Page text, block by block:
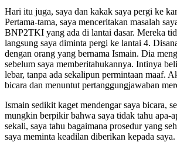
Hari itu juga, saya dan kakak saya pergi ke
Pertama-tama, saya menceritakan masalah
BNP2TKI yang ada di lantai dasar. Mereka
langsung saya diminta pergi ke lantai 4.
dengan orang yang bernama Ismain. Dia
sebelum saya memberitahukannya. Intinya
lebar, tanpa ada sekalipun permintaan maaf.
bicara dan menuntut pertanggungjawaban
Ismain sedikit kaget mendengar saya bicara,
mungkin berpikir bahwa saya tidak tahu apa-
sekali, saya tahu bagaimana prosedur yang
saya meminta keadilan diberikan kepada saya.